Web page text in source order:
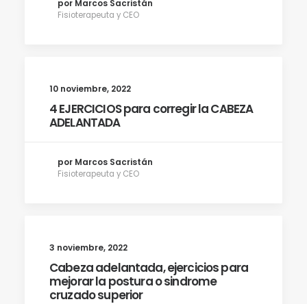
por Marcos Sacristán
Fisioterapeuta y CEO
10 noviembre, 2022
4 EJERCICIOS para corregir la CABEZA
ADELANTADA
por Marcos Sacristán
Fisioterapeuta y CEO
3 noviembre, 2022
Cabeza adelantada, ejercicios para
mejorar la postura o sindrome
cruzado superior